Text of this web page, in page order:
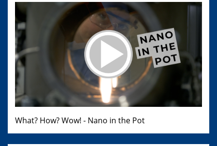
What? How? Wow! - Nano in the Pot